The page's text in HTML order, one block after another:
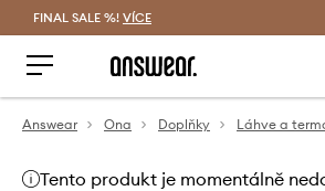
FINAL SALE %! VÍCE
Answear Ona Doplňky Láhve a
Tento produkt je momentálně